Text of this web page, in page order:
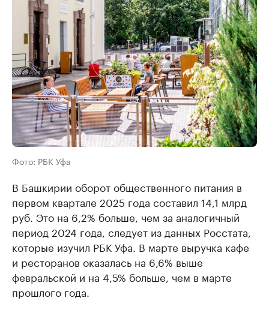
Фото: РБК Уфа
В Башкирии оборот общественного питания в
первом квартале 2025 года составил 14,1 млрд
руб. Это на 6,2% больше, чем за аналогичный
период 2024 года, следует из данных Росстата,
которые изучил РБК Уфа. В марте выручка кафе
и ресторанов оказалась на 6,6% выше
февральской и на 4,5% больше, чем в марте
прошлого года.